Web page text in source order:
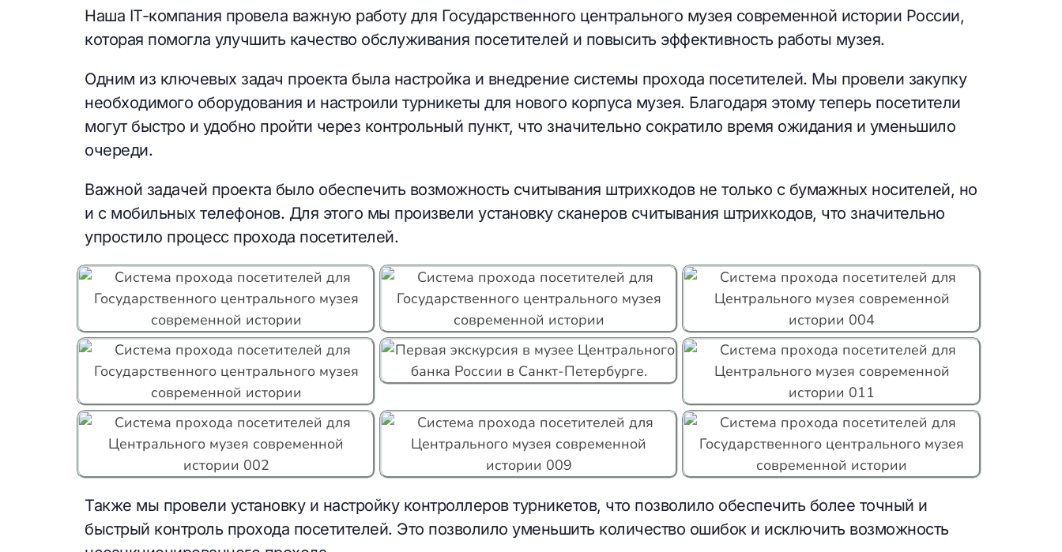
Наша IT-компания провела важную работу для Государственного центрального музея современной истории России,
которая помогла улучшить качество обслуживания посетителей и повысить эффективность работы музея.
Одним из ключевых задач проекта была настройка и внедрение системы прохода посетителей. Мы провели закупку
необходимого оборудования и настроили турникеты для нового корпуса музея. Благодаря этому теперь посетители
могут быстро и удобно пройти через контрольный пункт, что значительно сократило время ожидания и уменьшило
очереди.
Важной задачей проекта было обеспечить возможность считывания штрихкодов не только с бумажных носителей, но
и с мобильных телефонов. Для этого мы произвели установку сканеров считывания штрихкодов, что значительно
упростило процесс прохода посетителей.
Также мы провели установку и настройку контроллеров турникетов, что позволило обеспечить более точный и
быстрый контроль прохода посетителей. Это позволило уменьшить количество ошибок и исключить возможность